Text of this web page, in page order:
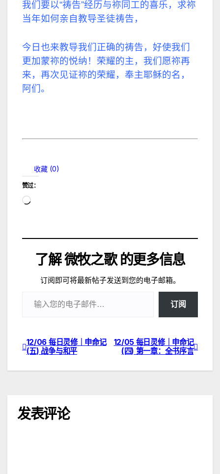
我们要以“祷告”经历与祢同工的喜乐，求祢
当年如何亲自教导圣徒祷告，
今日也来教导我们正确的祷告，好使我们
更加蒙祢的悦纳！荣耀的主，我们愿祢再
来，再次见证祢的荣耀，奉主耶稣的名，
阿们。
收藏 (0)
赞过：
正
载…
了解 微牧之歌 的更多信息
订阅即可将最新帖子发送到您的电子邮箱。
订阅
文
章
航
12/05 每日灵修｜申命记
(四) 第一章：全书序言
12/06 每日灵修｜申命记
(五) 战争与和平
发表评论